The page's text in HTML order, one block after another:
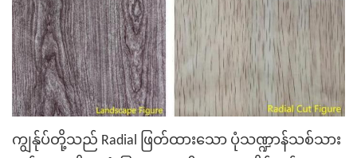
ကျွန်ုပ်တို့သည် Radial ဖြတ်ထားသော ပုံသဏ္ဍာန်သစ်သား